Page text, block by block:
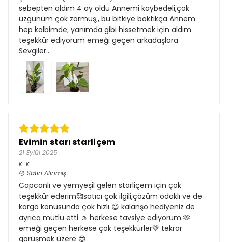
sebepten aldım 4 ay oldu Annemi kaybedeli,çok
üzgünüm çok zormuş;, bu bitkiye baktıkça Annem
hep kalbimde; yanımda gibi hissetmek için aldım
teşekkür ediyorum emeği geçen arkadaşlara
Sevgiler…
Evimin starı starliçem
21 Eylül 2025
K. K.
Satın Alınmış
Capcanlı ve yemyeşil gelen starliçem için çok
teşekkür ederim🥰satıcı çok ilgili,çözüm odaklı ve de
kargo konusunda çok hızlı 😃 kalanşo hediyeniz de
ayrıca mutlu etti ☺️ herkese tavsiye ediyorum 🫶
emeği geçen herkese çok teşekkürler💚 tekrar
görüşmek üzere 😍